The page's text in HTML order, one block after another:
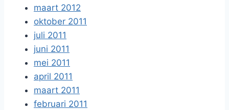
maart 2012
oktober 2011
juli 2011
juni 2011
mei 2011
april 2011
maart 2011
februari 2011